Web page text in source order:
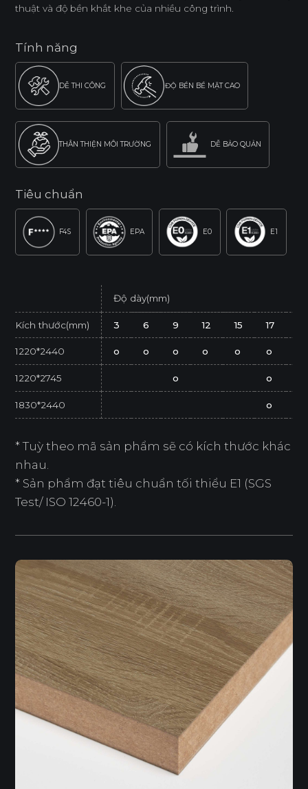
thuật và độ bền khắt khe của nhiều công trình.
Tính năng
DỄ THI CÔNG ĐỘ BỀN BỀ MẶT CAO
THÂN THIỆN MÔI TRƯỜNG DỄ BẢO QUẢN
Tiêu chuẩn
F4S EPA E0 E1
Độ dày(mm)
Kích thước(mm) 3 6 9 12 15 17
1220*2440 o o o o o o
1220*2745 o o
1830*2440 o
* Tuỳ theo mã sản phẩm sẽ có kích thước khác
nhau.
* Sản phẩm đạt tiêu chuẩn tối thiểu E1 (SGS
Test/ ISO 12460-1).